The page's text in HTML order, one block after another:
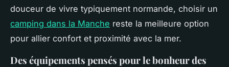
douceur de vivre typiquement normande, choisir un
camping dans la Manche reste la meilleure option
pour allier confort et proximité avec la mer.
Des équipements pensés pour le bonheur des